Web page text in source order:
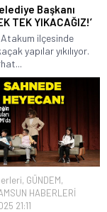
Başkanı
TEK YIKACAĞIZ!’
ilçesinde
yapılar yıkılıyor.
, GÜNDEM,
HABERLERİ
21:11